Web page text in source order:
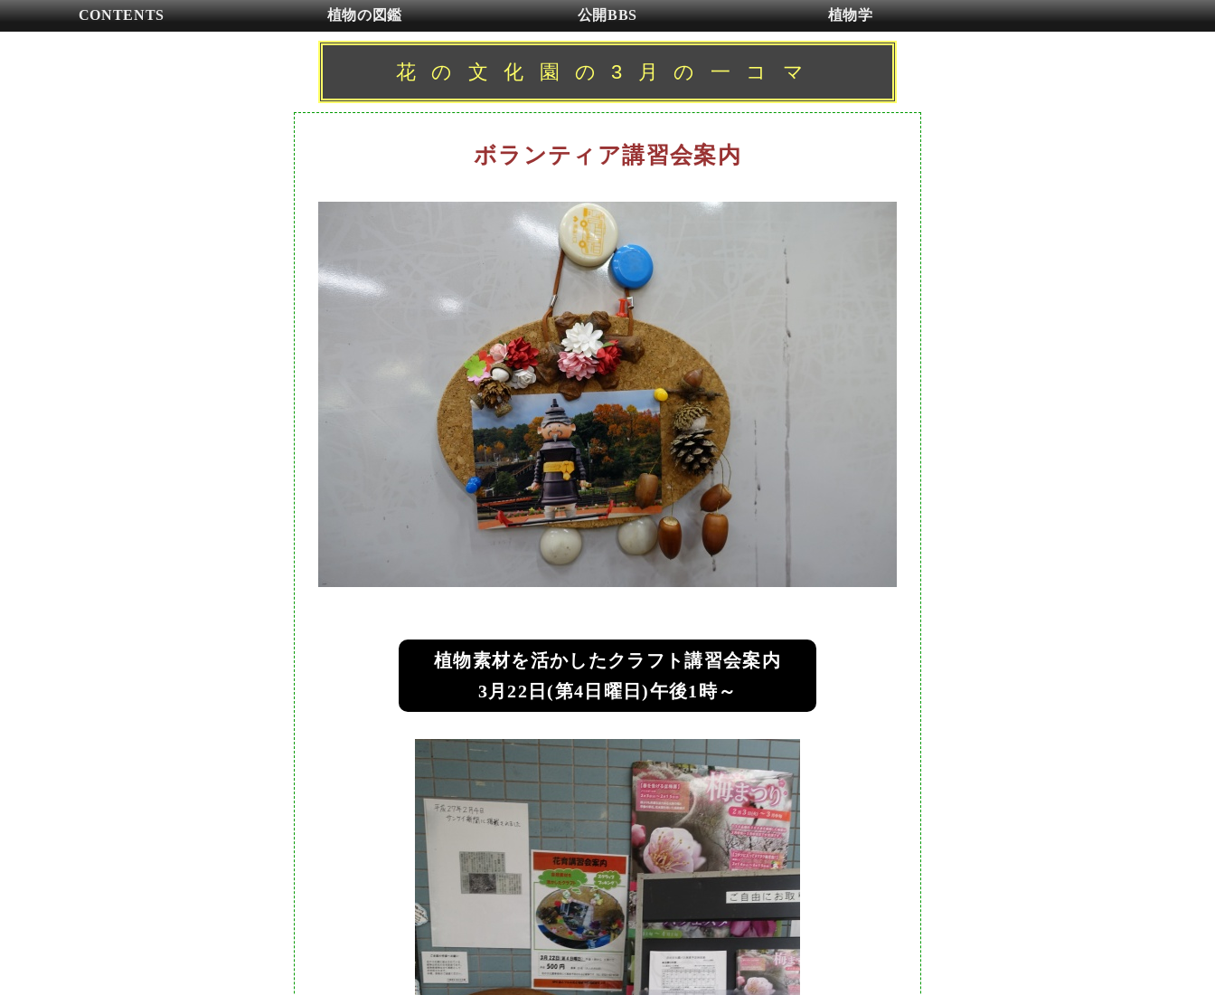
CONTENTS 植物の図鑑 公開BBS 植物学
花の文化園の3月の一コマ
ボランティア講習会案内
植物素材を活かしたクラフト講習会案内
3月22日(第4日曜日)午後1時～